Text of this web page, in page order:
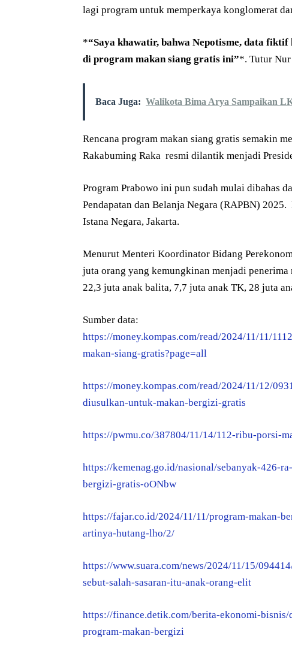
lagi program untuk memperkaya konglomerat
*“Saya khawatir, bahwa Nepotisme, data
di program makan siang gratis ini”*. Tutur Nur
Baca Juga: Walikota Bima Arya Sampaikan
Rencana program makan siang gratis semakin
Rakabuming Raka resmi dilantik menjadi
Program Prabowo ini pun sudah mulai dibahas
Pendapatan dan Belanja Negara (RAPBN)
Istana Negara, Jakarta.
Menurut Menteri Koordinator Bidang
juta orang yang kemungkinan menjadi
22,3 juta anak balita, 7,7 juta anak TK, 28 juta
Sumber data:
https://money.kompas.com/read/2024/11/11/
makan-siang-gratis?page=all
https://money.kompas.com/read/2024/11/12/
diusulkan-untuk-makan-bergizi-gratis
https://pwmu.co/387804/11/14/112-ribu-porsi-
https://kemenag.go.id/nasional/sebanyak-426-
bergizi-gratis-oONbw
https://fajar.co.id/2024/11/11/program-makan-
artinya-hutang-lho/2/
https://www.suara.com/news/2024/11/15/
sebut-salah-sasaran-itu-anak-orang-elit
https://finance.detik.com/berita-ekonomi-
program-makan-bergizi